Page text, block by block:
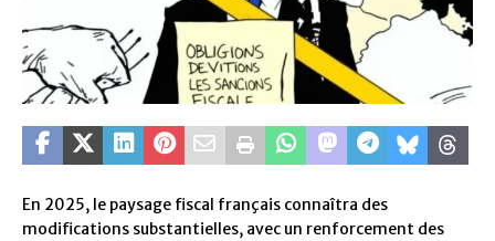
En 2025, le paysage fiscal français connaîtra des
modifications substantielles, avec un renforcement des